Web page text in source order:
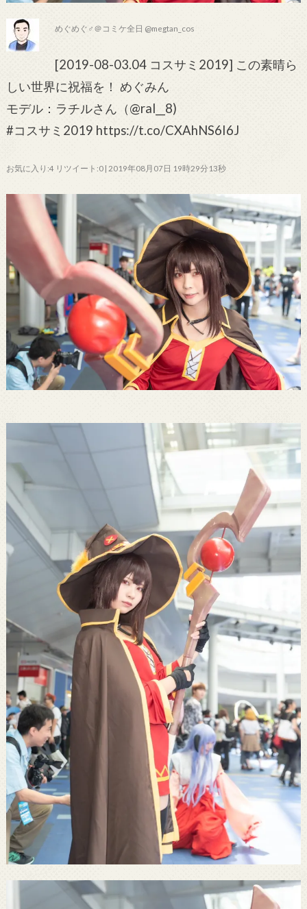
めぐめぐ♂＠コミケ全日 @megtan_cos
[2019-08-03.04 コスサミ2019] この素晴ら
しい世界に祝福を！ めぐみん
モデル：ラチルさん（@ral__8)
#コスサミ2019 https://t.co/CXAhNS6I6J
お気に入り:4 リツイート:0 | 2019年08月07日 19時29分13秒